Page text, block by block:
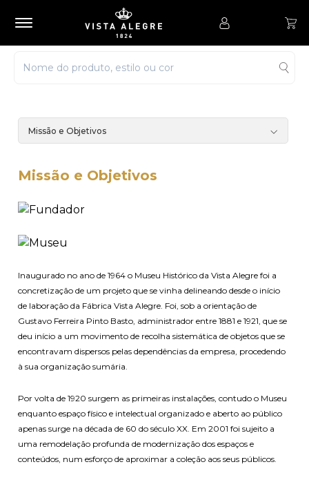
Missão e Objetivos
Missão e Objetivos
Inaugurado no ano de 1964 o Museu Histórico da Vista Alegre foi a
concretização de um projeto que se vinha delineando desde o início
de laboração da Fábrica Vista Alegre. Foi, sob a orientação de
Gustavo Ferreira Pinto Basto, administrador entre 1881 e 1921, que se
deu início a um movimento de recolha sistemática de objetos que se
encontravam dispersos pelas dependências da empresa, procedendo
à sua organização sumária.
Por volta de 1920 surgem as primeiras instalações, contudo o Museu
enquanto espaço físico e intelectual organizado e aberto ao público
apenas surge na década de 60 do século XX. Em 2001 foi sujeito a
uma remodelação profunda de modernização dos espaços e
conteúdos, num esforço de aproximar a coleção aos seus públicos.